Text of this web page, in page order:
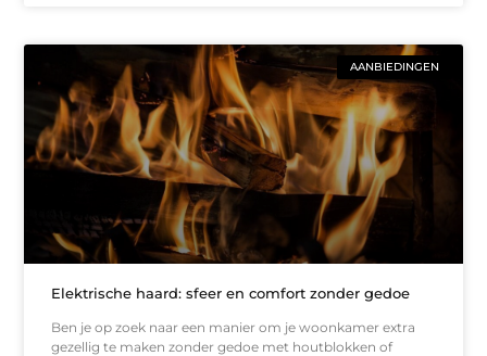
AANBIEDINGEN
Elektrische haard: sfeer en comfort zonder gedoe
Ben je op zoek naar een manier om je woonkamer extra
gezellig te maken zonder gedoe met houtblokken of